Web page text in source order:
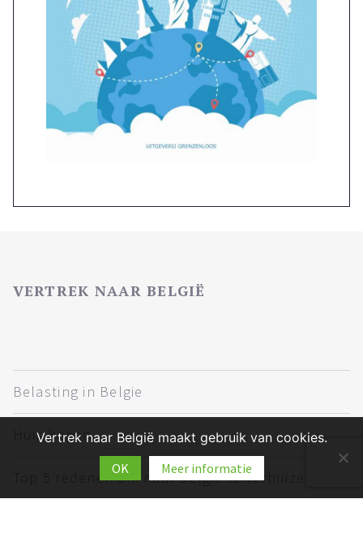
VERTREK NAAR BELGIË
Belasting in Belgie
Huis kopen
Top 5 redenen om naar België te verhuizen
Vertrek naar België maakt gebruik van cookies.
OK
Meer informatie